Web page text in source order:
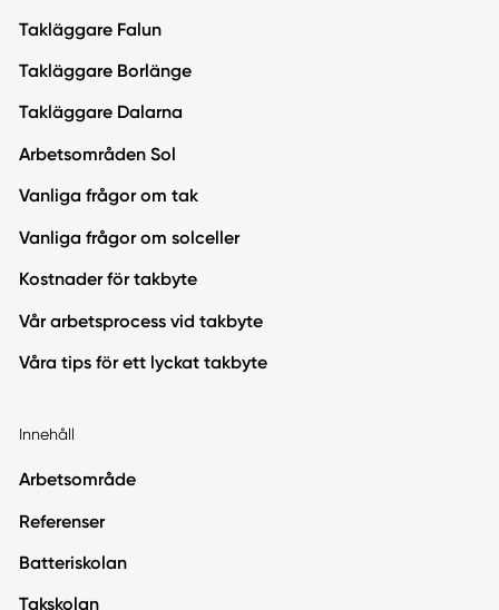
Takläggare Falun
Takläggare Borlänge
Takläggare Dalarna
Arbetsområden Sol
Vanliga frågor om tak
Vanliga frågor om solceller
Kostnader för takbyte
Vår arbetsprocess vid takbyte
Våra tips för ett lyckat takbyte
Innehåll
Arbetsområde
Referenser
Batteriskolan
Takskolan